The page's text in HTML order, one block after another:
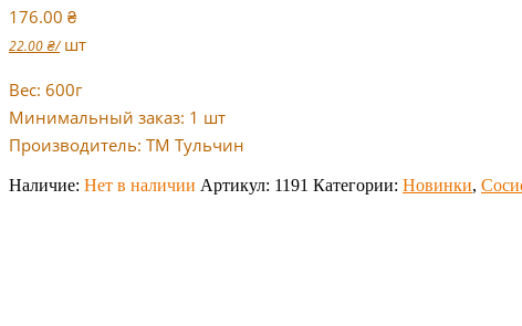
176.00 ₴
22.00₴/ шт
Вес: 600г
Минимальный заказ: 1 шт
Производитель: ТМ Тульчин
Наличие: Нет в наличии Артикул: 1191 Категории: Новинки,